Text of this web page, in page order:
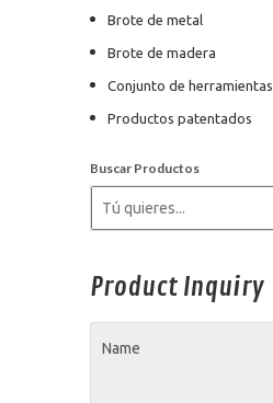
Brote de metal
Brote de madera
Conjunto de herramientas
Productos patentados
Buscar Productos
Product Inquiry
Name